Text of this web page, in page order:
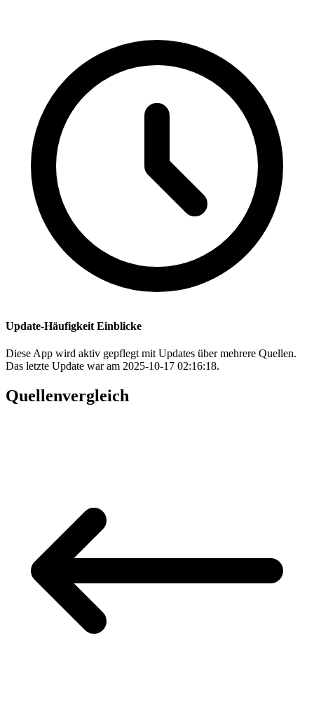
Update-Häufigkeit Einblicke
Diese App wird aktiv gepflegt mit Updates über mehrere Quellen.
Das letzte Update war am 2025-10-17 02:16:18.
Quellenvergleich